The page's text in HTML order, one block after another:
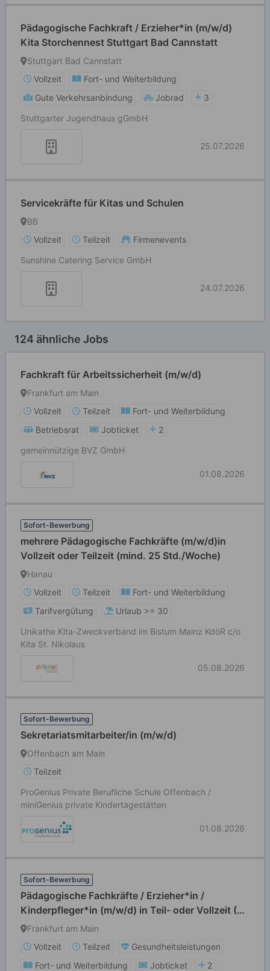
Pädagogische Fachkraft / Erzieher*in (m/w/d)
Kita Storchennest Stuttgart Bad Cannstatt
Stuttgart Bad Cannstatt
Vollzeit
Fort- und Weiterbildung
Gute Verkehrsanbindung
Jobrad
3
Stuttgarter Jugendhaus gGmbH
25.07.2026
Servicekräfte für Kitas und Schulen
BB
Vollzeit
Teilzeit
Firmenevents
Sunshine Catering Service GmbH
24.07.2026
124 ähnliche Jobs
Fachkraft für Arbeitssicherheit (m/w/d)
Frankfurt am Main
Vollzeit
Teilzeit
Fort- und Weiterbildung
Betriebsrat
Jobticket
2
gemeinnützige BVZ GmbH
01.08.2026
Sofort-Bewerbung
mehrere Pädagogische Fachkräfte (m/w/d)in
Vollzeit oder Teilzeit (mind. 25 Std./Woche)
Hanau
Vollzeit
Teilzeit
Fort- und Weiterbildung
Tarifvergütung
Urlaub >= 30
Unikathe Kita-Zweckverband im Bistum Mainz KdöR c/o
Kita St. Nikolaus
05.08.2026
Sofort-Bewerbung
Sekretariatsmitarbeiter/in (m/w/d)
Offenbach am Main
Teilzeit
ProGenius Private Berufliche Schule Offenbach /
miniGenius private Kindertagestätten
01.08.2026
Sofort-Bewerbung
Pädagogische Fachkräfte / Erzieher*in /
Kinderpfleger*in (m/w/d) in Teil- oder Vollzeit (39
Std./Wo)
Frankfurt am Main
Vollzeit
Teilzeit
Gesundheitsleistungen
Fort- und Weiterbildung
Jobticket
2